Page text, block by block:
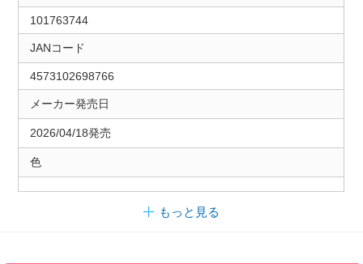
101763744
JANコード
4573102698766
メーカー発売日
2026/04/18発売
色
もっと見る